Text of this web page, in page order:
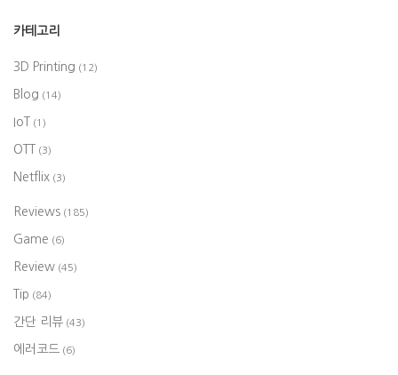
카테고리
3D Printing (12)
Blog (14)
IoT (1)
OTT (3)
Netflix (3)
Reviews (185)
Game (6)
Review (45)
Tip (84)
간단 리뷰 (43)
에러코드 (6)